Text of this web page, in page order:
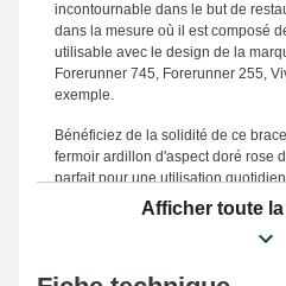
incontournable dans le but de
dans la mesure où il est composé
utilisable avec le design de la
Forerunner 745, Forerunner 255,
exemple.
Bénéficiez de la solidité de ce
fermoir ardillon d'aspect doré rose
parfait pour une utilisation
montre est fabriqué avec une
une esthétique raffinée et un
positionnant comme un
Afficher toute